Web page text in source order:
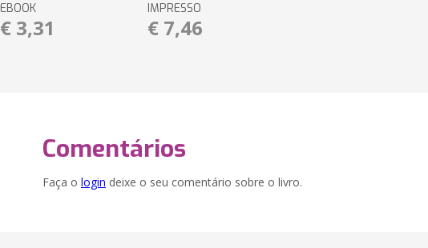
EBOOK
€ 3,31
IMPRESSO
€ 7,46
Comentários
Faça o login deixe o seu comentário sobre o livro.